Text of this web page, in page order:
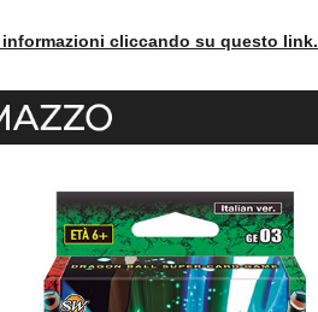
cliccando su questo link.